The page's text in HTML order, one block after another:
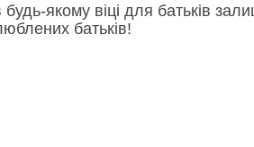
якому віці для батьків
батьків!